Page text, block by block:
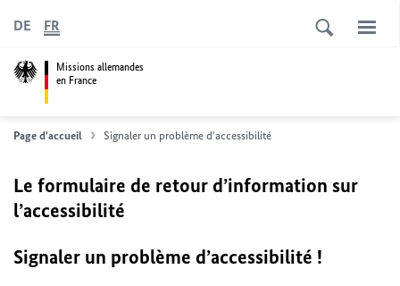
Missions allemandes
en France
DE FR
Page d'accueil Signaler un problème d'accessibilité
Le formulaire de retour d’information sur
l’accessibilité
Signaler un problème d’accessibilité !